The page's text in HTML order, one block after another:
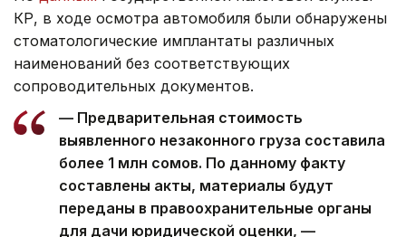
КР, в ходе осмотра автомобиля были обнаружены
стоматологические имплантаты различных
наименований без соответствующих
сопроводительных документов.
— Предварительная стоимость
выявленного незаконного груза составила
более 1 млн сомов. По данному факту
составлены акты, материалы будут
переданы в правоохранительные органы
для дачи юридической оценки, —